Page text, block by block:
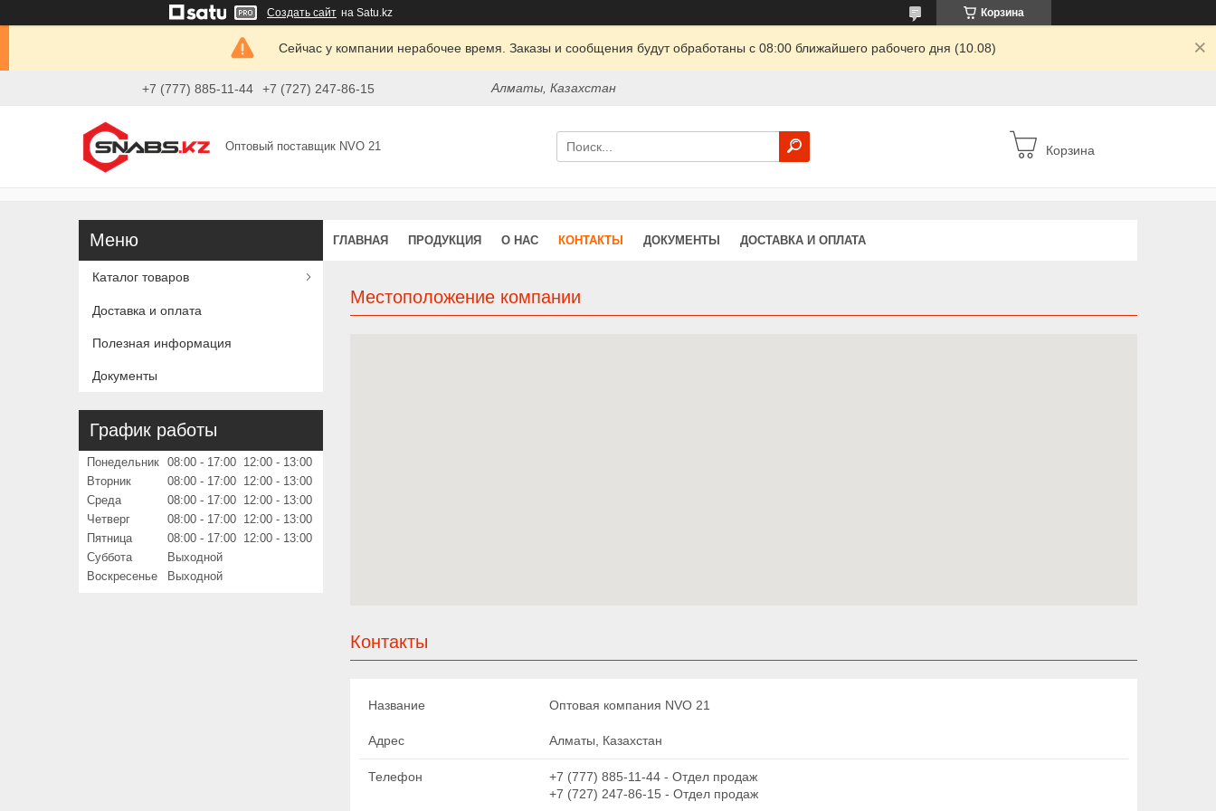
Создать сайт на Satu.kz Корзина
Сейчас у компании нерабочее время. Заказы и сообщения будут обработаны с 08:00 ближайшего рабочего дня (10.08)
+7 (777) 885-11-44 +7 (727) 247-86-15 Алматы, Казахстан
Оптовый поставщик NVO 21 Корзина
ГЛАВНАЯ ПРОДУКЦИЯ О НАС КОНТАКТЫ ДОКУМЕНТЫ ДОСТАВКА И ОПЛАТА
Местоположение компании
Контакты
Оптовая компания NVO 21
Алматы, Казахстан
+7 (777) 885-11-44
Отдел продаж
+7 (727) 247-86-15
Отдел продаж
Каталог товаров
Доставка и оплата
Полезная информация
Документы
График работы
Понедельник 08:00 17:00 12:00
13:00
Вторник
08:00 17:00 12:00
13:00
Среда
08:00 17:00 12:00
13:00
Четверг
08:00 17:00 12:00
13:00
Пятница
08:00 17:00 12:00
13:00
Суббота
Выходной
Воскресенье
Выходной